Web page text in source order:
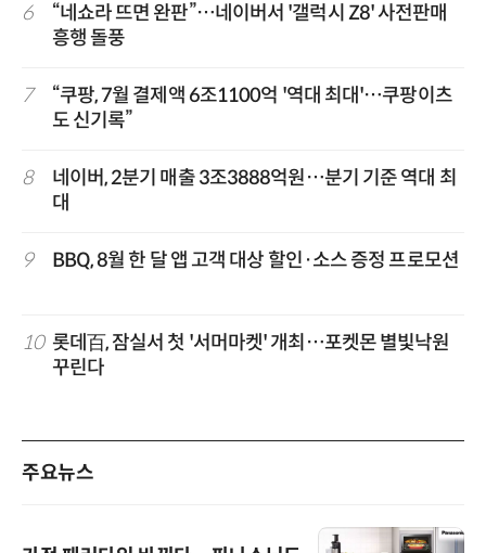
6
“네쇼라 뜨면 완판”…네이버서 '갤럭시 Z8' 사전판매
흥행 돌풍
7
“쿠팡, 7월 결제액 6조1100억 '역대 최대'…쿠팡이츠
도 신기록”
8
네이버, 2분기 매출 3조3888억원…분기 기준 역대 최
대
9 BBQ, 8월 한 달 앱 고객 대상 할인·소스 증정 프로모션
10 롯데百, 잠실서 첫 '서머마켓' 개최…포켓몬 별빛낙원
꾸린다
주요뉴스